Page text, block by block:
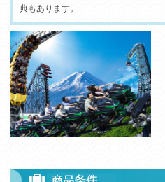
典もあります。